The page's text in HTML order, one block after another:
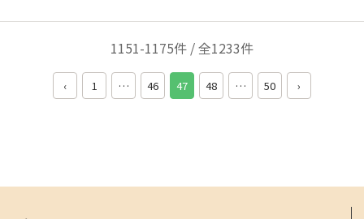
1151-1175件 / 全1233件
‹ 1 … 46 47 48 … 50 ›